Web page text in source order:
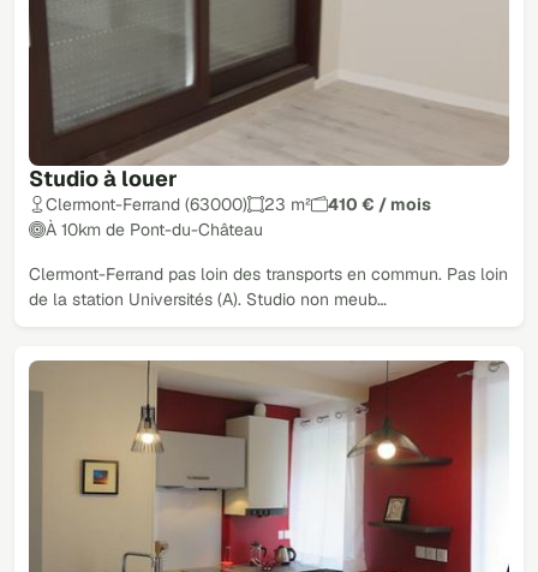
Studio à louer
Clermont-Ferrand (63000) 23 m²
410 € / mois
À 10km de Pont-du-Château
Clermont-Ferrand pas loin des transports en commun. Pas loin
de la station Universités (A). Studio non meub…